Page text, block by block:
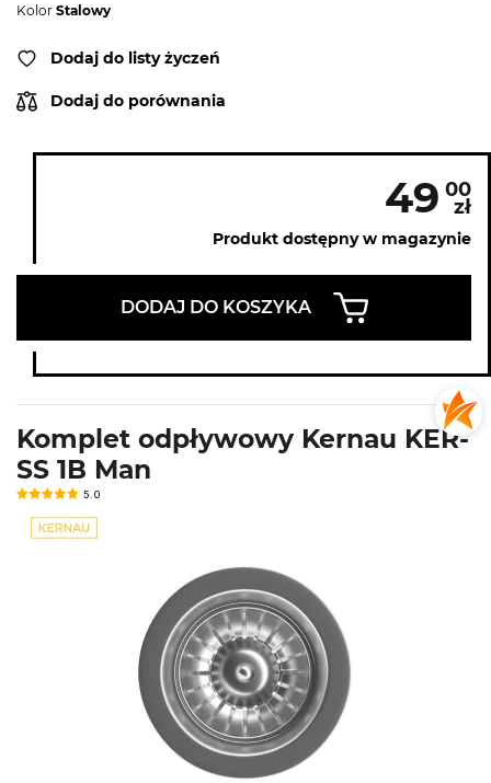
Kolor Stalowy
Dodaj do listy życzeń
Dodaj do porównania
49 00
zł
Produkt dostępny w magazynie
DODAJ DO KOSZYKA
Komplet odpływowy Kernau KER-
SS 1B Man
5.0